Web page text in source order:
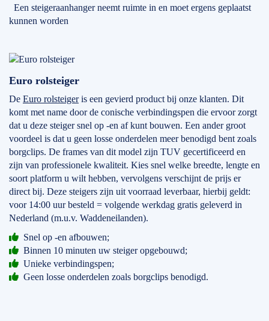
Een steigeraanhanger neemt ruimte in en moet ergens geplaatst
kunnen worden
Euro rolsteiger
De Euro rolsteigeris een gevierd product bij onze klanten. Dit
komt met name door de conische verbindingspen die ervoor zorgt
dat u deze steiger snel op -en af kunt bouwen. Een ander groot
voordeel is dat u geen losse onderdelen meer benodigd bent zoals
borgclips. De frames van dit model zijn TUV gecertificeerd en
zijn van professionele kwaliteit. Kies snel welke breedte, lengte en
soort platform u wilt hebben, vervolgens verschijnt de prijs er
direct bij. Deze steigers zijn uit voorraad leverbaar, hierbij geldt:
voor 14:00 uur besteld = volgende werkdag gratis geleverd in
Nederland (m.u.v. Waddeneilanden).
Snel op -en afbouwen;
Binnen 10 minuten uw steiger opgebouwd;
Unieke verbindingspen;
Geen losse onderdelen zoals borgclips benodigd.